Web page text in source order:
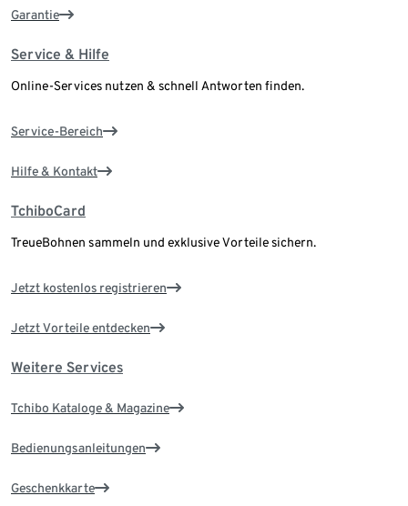
Garantie
Service & Hilfe
Online-Services nutzen & schnell Antworten finden.
Service-Bereich
Hilfe & Kontakt
TchiboCard
TreueBohnen sammeln und exklusive Vorteile sichern.
Jetzt kostenlos registrieren
Jetzt Vorteile entdecken
Weitere Services
Tchibo Kataloge & Magazine
Bedienungsanleitungen
Geschenkkarte